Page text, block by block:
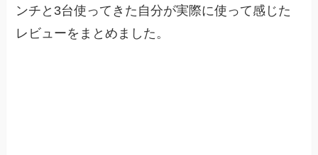
ンチと3台使ってきた自分が実際に使って感じた
レビューをまとめました。